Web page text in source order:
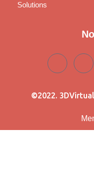
Solutions
©2022.